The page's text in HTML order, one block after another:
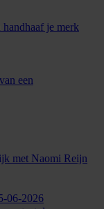
handhaaf je merk
een
met Naomi Reijn
06-2026